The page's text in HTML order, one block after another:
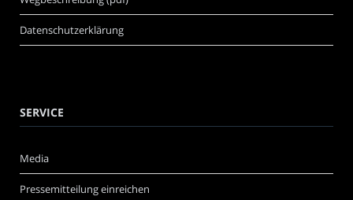
Datenschutzerklärung
SERVICE
Media
Pressemitteilung einreichen